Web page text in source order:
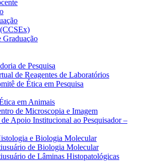
Graduação
de Pesquisa
de Reagentes de Laboratórios
de Ética em Pesquisa
em Animais
de Microscopia e Imagem
Apoio Institucional ao Pesquisador –
e Biologia Molecular
de Biologia Molecular
de Lâminas Histopatológicas